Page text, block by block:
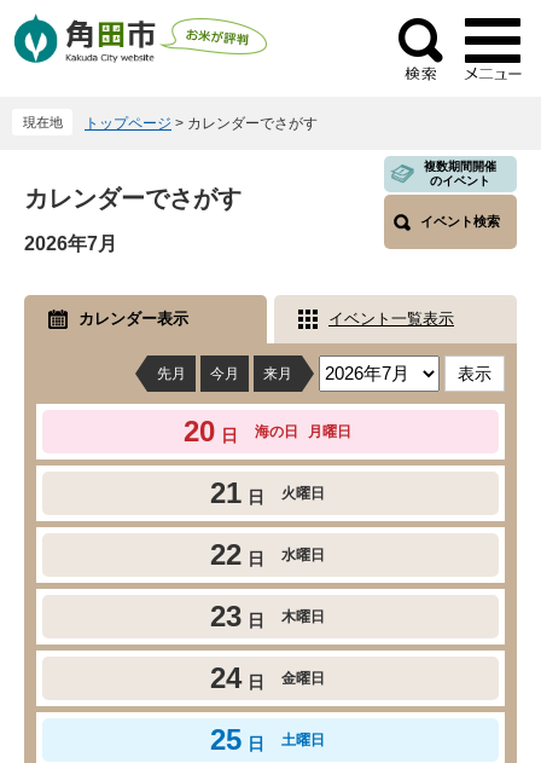
ー
ニ
検
索
現在地 トップページ > カレンダーでさがす
文
カレンダーでさがす
複数期間開催
のイベント
イベント検索
2026年7月
カレンダー表示 イベント一覧表示
先月 今月 来月
20 日 海の日 月曜日
21 日 火曜日
22 日 水曜日
23 日 木曜日
24 日 金曜日
25 日 土曜日